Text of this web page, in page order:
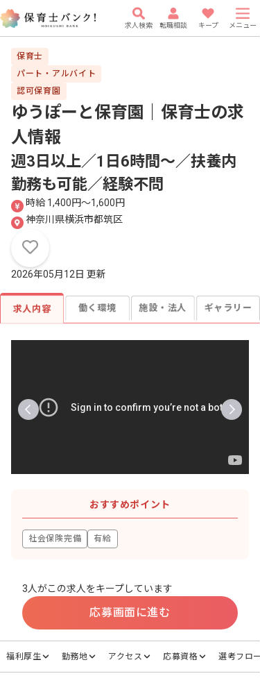
求人検索 転職相談 キープ メニュー
保育士
パート・アルバイト
認可保育園
ゆうぽーと保育園｜保育士の求
人情報
週3日以上／1日6時間～／扶養内
勤務も可能／経験不問
時給 1,400円〜1,600円
神奈川県横浜市都筑区
2026年05月12日 更新
求人内容 働く環境 施設・法人 ギャラリー
おすすめポイント
社会保険完備 有給
3人がこの求人をキープしています
応募画面に進む
福利厚生 勤務地 アクセス 応募資格 選考フロー